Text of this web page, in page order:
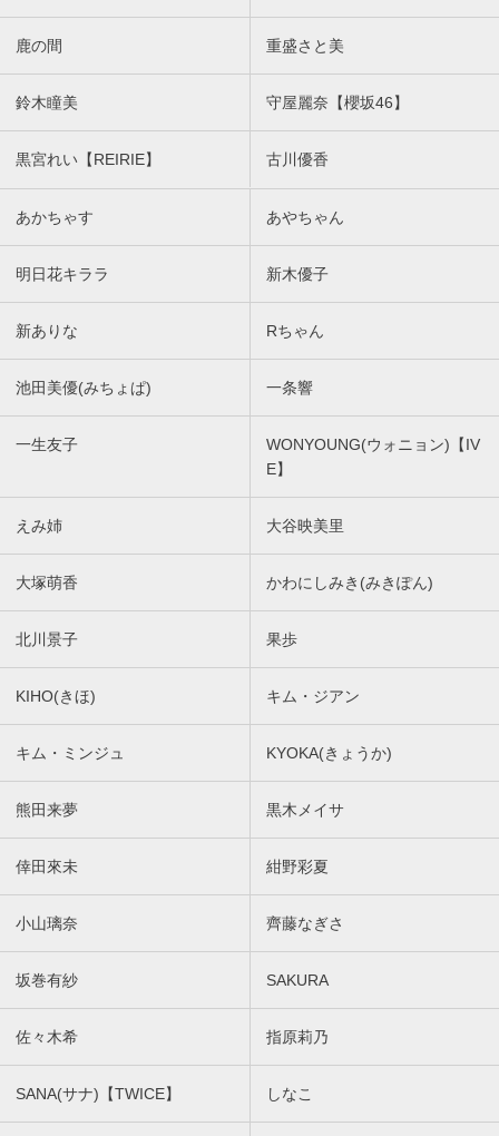
鹿の間 重盛さと美
鈴木瞳美 守屋麗奈【櫻坂46】
黒宮れい【REIRIE】 古川優香
あかちゃす あやちゃん
明日花キララ 新木優子
新ありな Rちゃん
池田美優(みちょぱ) 一条響
一生友子
WONYOUNG(ウォニョン)【IV
E】
えみ姉 大谷映美里
大塚萌香 かわにしみき(みきぽん)
北川景子 果歩
KIHO(きほ) キム・ジアン
キム・ミンジュ KYOKA(きょうか)
熊田来夢 黒木メイサ
倖田來未 紺野彩夏
小山璃奈 齊藤なぎさ
坂巻有紗 SAKURA
佐々木希 指原莉乃
SANA(サナ)【TWICE】 しなこ